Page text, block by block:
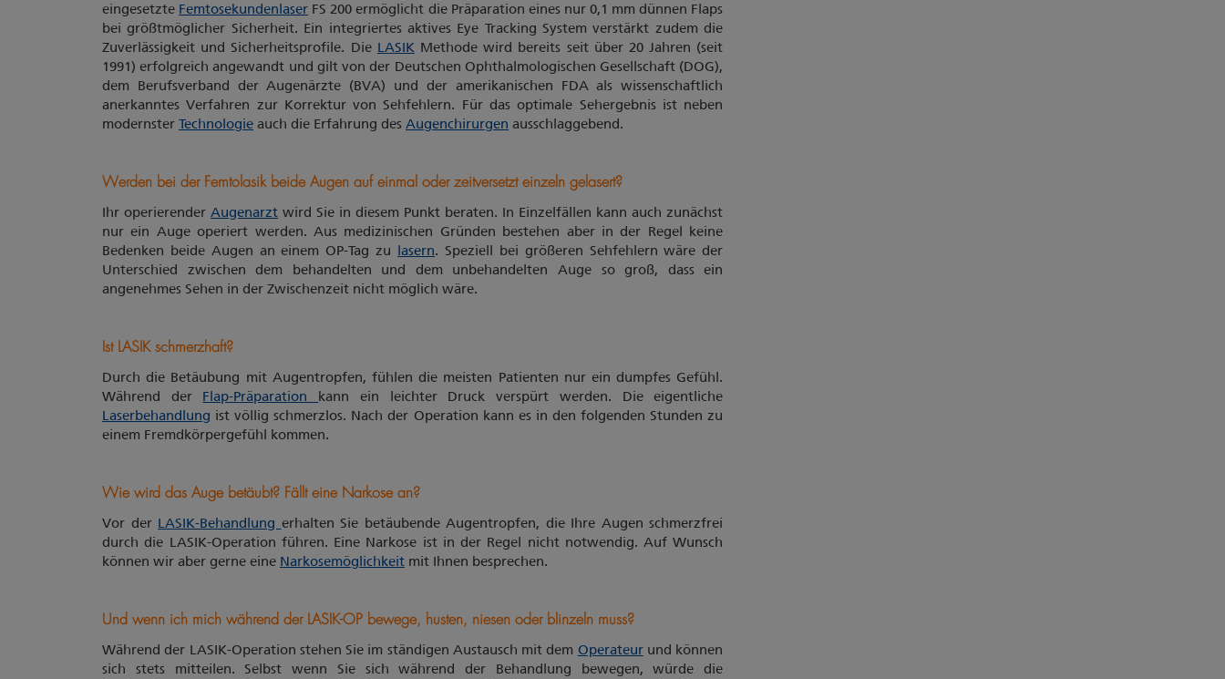
eingesetzte Femtosekundenlaser FS 200 ermöglicht die Präparation eines nur 0,1 mm dünnen Flaps
bei größtmöglicher Sicherheit. Ein integriertes aktives Eye Tracking System verstärkt zudem die
Zuverlässigkeit und Sicherheitsprofile. Die LASIKMethode wird bereits seit über 20 Jahren (seit
1991) erfolgreich angewandt und gilt von der Deutschen Ophthalmologischen Gesellschaft (DOG),
dem Berufsverband der Augenärzte (BVA) und der amerikanischen FDA als wissenschaftlich
anerkanntes Verfahren zur Korrektur von Sehfehlern. Für das optimale Sehergebnis ist neben
modernster Technologie auch die Erfahrung des Augenchirurgen ausschlaggebend.
Werden bei der Femtolasik beide Augen auf einmal oder zeitversetzt einzeln gelasert?
Ihr operierenderAugenarzt wird Sie in diesem Punkt beraten. In Einzelfällen kann auch zunächst
nur ein Auge operiert werden. Aus medizinischen Gründen bestehen aber in der Regel keine
Bedenken beide Augen an einem OP-Tag zu lasern. Speziell bei größeren Sehfehlern wäre der
Unterschied zwischen dem behandelten und dem unbehandelten Auge so groß, dass ein
angenehmes Sehen in der Zwischenzeit nicht möglich wäre.
Ist LASIK schmerzhaft?
Durch die Betäubung mit Augentropfen, fühlen die meisten Patienten nur ein dumpfes Gefühl.
Während der Flap-Präparation kann ein leichter Druck verspürt werden. Die eigentliche
Laserbehandlung ist völlig schmerzlos. Nach der Operation kann es in den folgenden Stunden zu
einem Fremdkörpergefühl kommen.
Wie wird das Auge betäubt? Fällt eine Narkose an?
Vor der LASIK-Behandlung erhalten Sie betäubende Augentropfen, die Ihre Augen schmerzfrei
durch die LASIK-Operation führen. Eine Narkose ist in der Regel nicht notwendig. Auf Wunsch
können wir aber gerne eine Narkosemöglichkeit mit Ihnen besprechen.
Und wenn ich mich während der LASIK-OP bewege, husten, niesen oder blinzeln muss?
Während der LASIK-Operation stehen Sie im ständigen Austausch mit dem Operateurund können
sich stets mitteilen. Selbst wenn Sie sich während der Behandlung bewegen, würde die